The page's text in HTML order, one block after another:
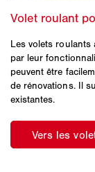
Les volets roulants
par leur
peuvent être
de rénovations. Il
existantes.